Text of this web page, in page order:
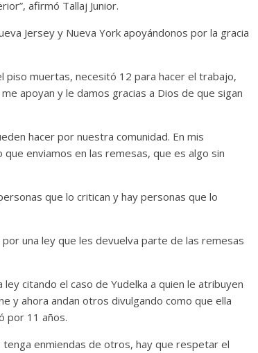
afirmó Tallaj Junior.
Jersey y Nueva York apoyándonos por la gracia
piso muertas, necesitó 12 para hacer el trabajo,
apoyan y le damos gracias a Dios de que sigan
hacer por nuestra comunidad. En mis
enviamos en las remesas, que es algo sin
que lo critican y hay personas que lo
una ley que les devuelva parte de las remesas
citando el caso de Yudelka a quien le atribuyen
y ahora andan otros divulgando como que ella
por 11 años.
enmiendas de otros, hay que respetar el